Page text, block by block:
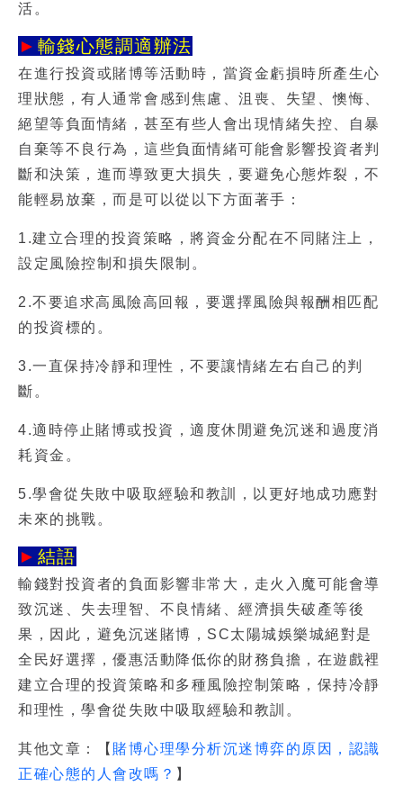
活。
► 輸錢心態調適辦法
在進行投資或賭博等活動時，當資金虧損時所產生心
理狀態，有人通常會感到焦慮、沮喪、失望、懊悔、
絕望等負面情緒，甚至有些人會出現情緒失控、自暴
自棄等不良行為，這些負面情緒可能會影響投資者判
斷和決策，進而導致更大損失，要避免心態炸裂，不
能輕易放棄，而是可以從以下方面著手：
1.建立合理的投資策略，將資金分配在不同賭注上，
設定風險控制和損失限制。
2.不要追求高風險高回報，要選擇風險與報酬相匹配
的投資標的。
3.一直保持冷靜和理性，不要讓情緒左右自己的判
斷。
4.適時停止賭博或投資，適度休閒避免沉迷和過度消
耗資金。
5.學會從失敗中吸取經驗和教訓，以更好地成功應對
未來的挑戰。
► 結語
輸錢對投資者的負面影響非常大，走火入魔可能會導
致沉迷、失去理智、不良情緒、經濟損失破產等後
果，因此，避免沉迷賭博，SC太陽城娛樂城絕對是
全民好選擇，優惠活動降低你的財務負擔，在遊戲裡
建立合理的投資策略和多種風險控制策略，保持冷靜
和理性，學會從失敗中吸取經驗和教訓。
其他文章：【 賭博心理學分析沉迷博弈的原因，認識
正確心態的人會改嗎？ 】